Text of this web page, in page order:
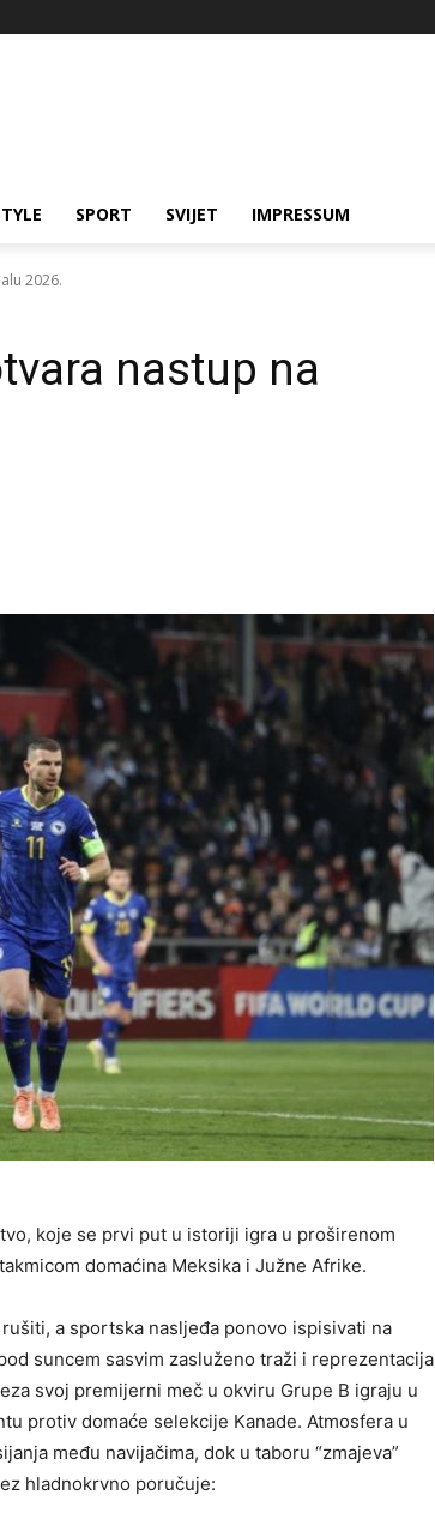
SPORT SVIJET IMPRESSUM
2026.
nastup na
koje se prvi put u istoriji igra u proširenom
domaćina Meksika i Južne Afrike.
a sportska nasljeđa ponovo ispisivati na
suncem sasvim zasluženo traži i reprezentacija
svoj premijerni meč u okviru Grupe B igraju u
protiv domaće selekcije Kanade. Atmosfera u
među navijačima, dok u taboru “zmajeva”
hladnokrvno poručuje: